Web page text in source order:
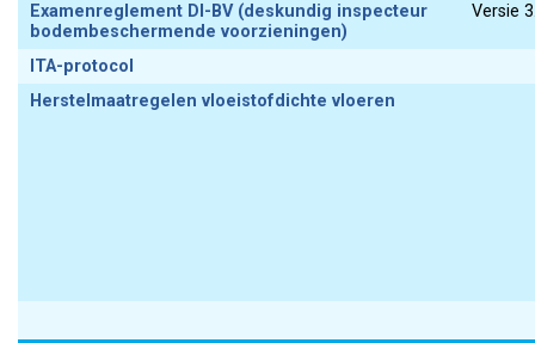
Examenreglement DI-BV (deskundig inspecteur
bodembeschermende voorzieningen)
Versie
ITA-protocol
Herstelmaatregelen vloeistofdichte vloeren